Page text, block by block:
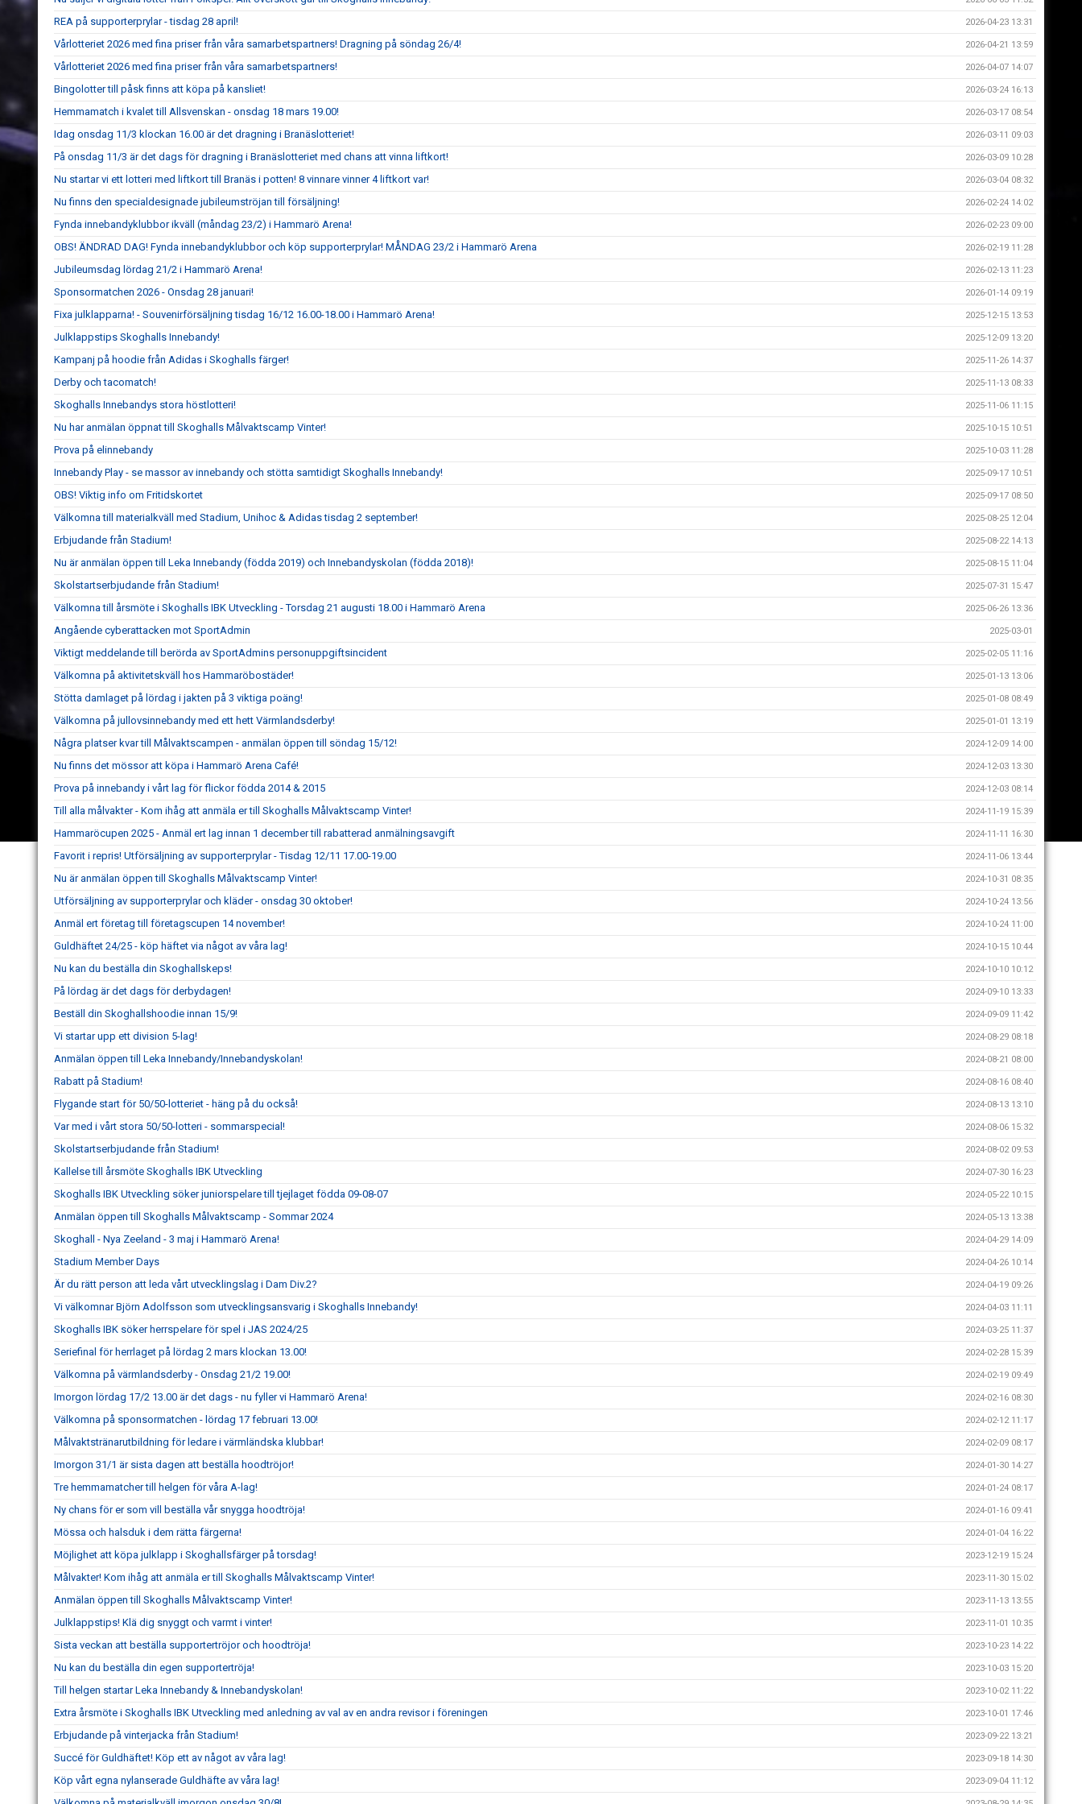
REA på supporterprylar - tisdag 28 april! 2026-04-23 13:31
Vårlotteriet 2026 med fina priser från våra samarbetspartners! Dragning på söndag 26/4! 2026-04-21 13:59
Vårlotteriet 2026 med fina priser från våra samarbetspartners! 2026-04-07 14:07
Bingolotter till påsk finns att köpa på kansliet! 2026-03-24 16:13
Hemmamatch i kvalet till Allsvenskan - onsdag 18 mars 19.00! 2026-03-17 08:54
Idag onsdag 11/3 klockan 16.00 är det dragning i Branäslotteriet! 2026-03-11 09:03
På onsdag 11/3 är det dags för dragning i Branäslotteriet med chans att vinna liftkort! 2026-03-09 10:28
Nu startar vi ett lotteri med liftkort till Branäs i potten! 8 vinnare vinner 4 liftkort var! 2026-03-04 08:32
Nu finns den specialdesignade jubileumströjan till försäljning! 2026-02-24 14:02
Fynda innebandyklubbor ikväll (måndag 23/2) i Hammarö Arena! 2026-02-23 09:00
OBS! ÄNDRAD DAG! Fynda innebandyklubbor och köp supporterprylar! MÅNDAG 23/2 i Hammarö Arena 2026-02-19 11:28
Jubileumsdag lördag 21/2 i Hammarö Arena! 2026-02-13 11:23
Sponsormatchen 2026 - Onsdag 28 januari! 2026-01-14 09:19
Fixa julklapparna! - Souvenirförsäljning tisdag 16/12 16.00-18.00 i Hammarö Arena! 2025-12-15 13:53
Julklappstips Skoghalls Innebandy! 2025-12-09 13:20
Kampanj på hoodie från Adidas i Skoghalls färger! 2025-11-26 14:37
Derby och tacomatch! 2025-11-13 08:33
Skoghalls Innebandys stora höstlotteri! 2025-11-06 11:15
Nu har anmälan öppnat till Skoghalls Målvaktscamp Vinter! 2025-10-15 10:51
Prova på elinnebandy 2025-10-03 11:28
Innebandy Play - se massor av innebandy och stötta samtidigt Skoghalls Innebandy! 2025-09-17 10:51
OBS! Viktig info om Fritidskortet 2025-09-17 08:50
Välkomna till materialkväll med Stadium, Unihoc & Adidas tisdag 2 september! 2025-08-25 12:04
Erbjudande från Stadium! 2025-08-22 14:13
Nu är anmälan öppen till Leka Innebandy (födda 2019) och Innebandyskolan (födda 2018)! 2025-08-15 11:04
Skolstartserbjudande från Stadium! 2025-07-31 15:47
Välkomna till årsmöte i Skoghalls IBK Utveckling - Torsdag 21 augusti 18.00 i Hammarö Arena 2025-06-26 13:36
Angående cyberattacken mot SportAdmin 2025-03-01
Viktigt meddelande till berörda av SportAdmins personuppgiftsincident 2025-02-05 11:16
Välkomna på aktivitetskväll hos Hammaröbostäder! 2025-01-13 13:06
Stötta damlaget på lördag i jakten på 3 viktiga poäng! 2025-01-08 08:49
Välkomna på jullovsinnebandy med ett hett Värmlandsderby! 2025-01-01 13:19
Några platser kvar till Målvaktscampen - anmälan öppen till söndag 15/12! 2024-12-09 14:00
Nu finns det mössor att köpa i Hammarö Arena Café! 2024-12-03 13:30
Prova på innebandy i vårt lag för flickor födda 2014 & 2015 2024-12-03 08:14
Till alla målvakter - Kom ihåg att anmäla er till Skoghalls Målvaktscamp Vinter! 2024-11-19 15:39
Hammaröcupen 2025 - Anmäl ert lag innan 1 december till rabatterad anmälningsavgift 2024-11-11 16:30
Favorit i repris! Utförsäljning av supporterprylar - Tisdag 12/11 17.00-19.00 2024-11-06 13:44
Nu är anmälan öppen till Skoghalls Målvaktscamp Vinter! 2024-10-31 08:35
Utförsäljning av supporterprylar och kläder - onsdag 30 oktober! 2024-10-24 13:56
Anmäl ert företag till företagscupen 14 november! 2024-10-24 11:00
Guldhäftet 24/25 - köp häftet via något av våra lag! 2024-10-15 10:44
Nu kan du beställa din Skoghallskeps! 2024-10-10 10:12
På lördag är det dags för derbydagen! 2024-09-10 13:33
Beställ din Skoghallshoodie innan 15/9! 2024-09-09 11:42
Vi startar upp ett division 5-lag! 2024-08-29 08:18
Anmälan öppen till Leka Innebandy/Innebandyskolan! 2024-08-21 08:00
Rabatt på Stadium! 2024-08-16 08:40
Flygande start för 50/50-lotteriet - häng på du också! 2024-08-13 13:10
Var med i vårt stora 50/50-lotteri - sommarspecial! 2024-08-06 15:32
Skolstartserbjudande från Stadium! 2024-08-02 09:53
Kallelse till årsmöte Skoghalls IBK Utveckling 2024-07-30 16:23
Skoghalls IBK Utveckling söker juniorspelare till tjejlaget födda 09-08-07 2024-05-22 10:15
Anmälan öppen till Skoghalls Målvaktscamp - Sommar 2024 2024-05-13 13:38
Skoghall - Nya Zeeland - 3 maj i Hammarö Arena! 2024-04-29 14:09
Stadium Member Days 2024-04-26 10:14
Är du rätt person att leda vårt utvecklingslag i Dam Div.2? 2024-04-19 09:26
Vi välkomnar Björn Adolfsson som utvecklingsansvarig i Skoghalls Innebandy! 2024-04-03 11:11
Skoghalls IBK söker herrspelare för spel i JAS 2024/25 2024-03-25 11:37
Seriefinal för herrlaget på lördag 2 mars klockan 13.00! 2024-02-28 15:39
Välkomna på värmlandsderby - Onsdag 21/2 19.00! 2024-02-19 09:49
Imorgon lördag 17/2 13.00 är det dags - nu fyller vi Hammarö Arena! 2024-02-16 08:30
Välkomna på sponsormatchen - lördag 17 februari 13.00! 2024-02-12 11:17
Målvaktstränarutbildning för ledare i värmländska klubbar! 2024-02-09 08:17
Imorgon 31/1 är sista dagen att beställa hoodtröjor! 2024-01-30 14:27
Tre hemmamatcher till helgen för våra A-lag! 2024-01-24 08:17
Ny chans för er som vill beställa vår snygga hoodtröja! 2024-01-16 09:41
Mössa och halsduk i dem rätta färgerna! 2024-01-04 16:22
Möjlighet att köpa julklapp i Skoghallsfärger på torsdag! 2023-12-19 15:24
Målvakter! Kom ihåg att anmäla er till Skoghalls Målvaktscamp Vinter! 2023-11-30 15:02
Anmälan öppen till Skoghalls Målvaktscamp Vinter! 2023-11-13 13:55
Julklappstips! Klä dig snyggt och varmt i vinter! 2023-11-01 10:35
Sista veckan att beställa supportertröjor och hoodtröja! 2023-10-23 14:22
Nu kan du beställa din egen supportertröja! 2023-10-03 15:20
Till helgen startar Leka Innebandy & Innebandyskolan! 2023-10-02 11:22
Extra årsmöte i Skoghalls IBK Utveckling med anledning av val av en andra revisor i föreningen 2023-10-01 17:46
Erbjudande på vinterjacka från Stadium! 2023-09-22 13:21
Succé för Guldhäftet! Köp ett av något av våra lag! 2023-09-18 14:30
Köp vårt egna nylanserade Guldhäfte av våra lag! 2023-09-04 11:12